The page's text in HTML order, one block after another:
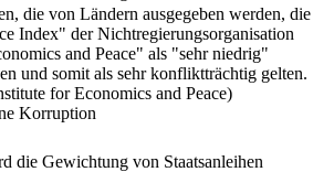
die von Ländern ausgegeben werden, die
Index" der Nichtregierungsorganisation
and Peace" als "sehr niedrig"
und somit als sehr konfliktträchtig gelten.
for Economics and Peace)
Korruption
die Gewichtung von Staatsanleihen